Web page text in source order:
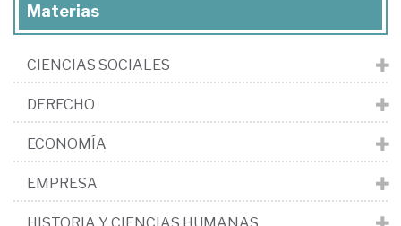
Materias
CIENCIAS SOCIALES
DERECHO
ECONOMÍA
EMPRESA
HISTORIA Y CIENCIAS HUMANAS